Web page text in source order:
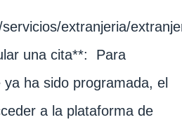
extranjeria/
una cita**: Para
ha sido programada, el
a la plataforma de